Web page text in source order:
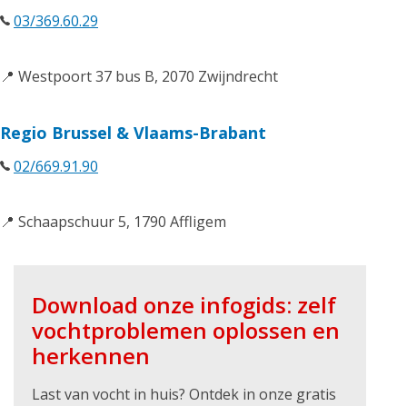
03/369.60.29
📍 Westpoort 37 bus B, 2070 Zwijndrecht
Regio Brussel & Vlaams-Brabant
02/669.91.90
📍 Schaapschuur 5, 1790 Affligem
Download onze infogids: zelf
vochtproblemen oplossen en
herkennen
Last van vocht in huis? Ontdek in onze gratis